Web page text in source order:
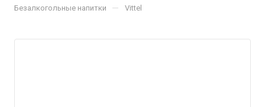
Безалкогольные напитки — Vittel